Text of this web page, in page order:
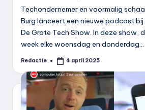
Techondernemer en voormalig
Burg lanceert een nieuwe podcast bij
De Grote Tech Show. In deze show,
week elke woensdag en donderdag…
Geplaatst
Redactie 4 april 2025